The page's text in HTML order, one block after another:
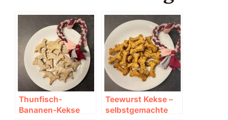
Thunfisch-
Bananen-Kekse
Teewurst Kekse –
selbstgemachte